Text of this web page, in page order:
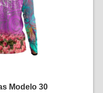
Modelo 30